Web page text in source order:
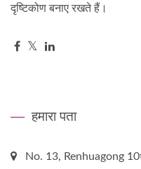
दृष्टिकोण बनाए रखते हैं।
हमारा पता
No. 13, Renhuagong